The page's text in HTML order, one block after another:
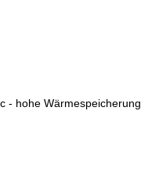
- hohe Wärmespeicherung